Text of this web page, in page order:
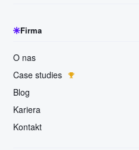
Firma
O nas
Case studies
Blog
Kariera
Kontakt